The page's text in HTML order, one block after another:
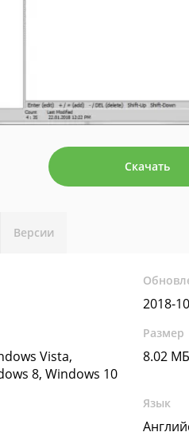
Скачать
Версии
2018-
Vista,
8, Windows 10
Размер
8.02 МБ
Язык